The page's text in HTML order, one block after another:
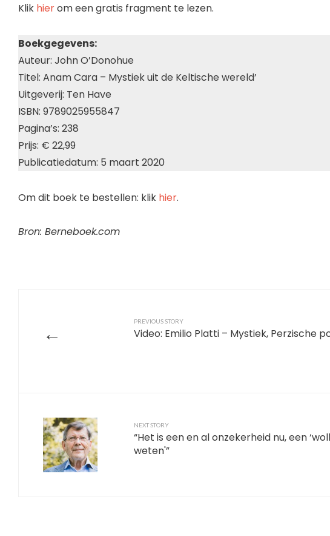
Klik hierom een gratis fragment te lezen.
Boekgegevens:
Auteur: John O’Donohue
Titel: Anam Cara – Mystiek uit de Keltische wereld’
Uitgeverij: Ten Have
ISBN: 9789025955847
Pagina’s: 238
Prijs: € 22,99
Publicatiedatum: 5 maart 2020
Om dit boek te bestellen: klik hier.
Bron: Berneboek.com
←
PREVIOUS STORY
Video: Emilio Platti – Mystiek, Perzische
NEXT STORY
“Het is een en al onzekerheid nu, een
weten'”